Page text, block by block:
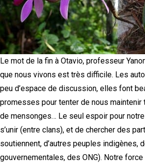
Le mot de la fin à Otavio, professeur
que nous vivons est très difficile. Les
peu d’espace de discussion, elles font
promesses pour tenter de nous maintenir
de mensonges… Le seul espoir pour
s’unir (entre clans), et de chercher des
soutiennent, d’autres peuples indigènes,
gouvernementales, des ONG). Notre